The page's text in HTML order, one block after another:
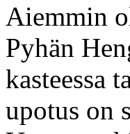
Aiemmin
Pyhän
kasteessa
upotus on